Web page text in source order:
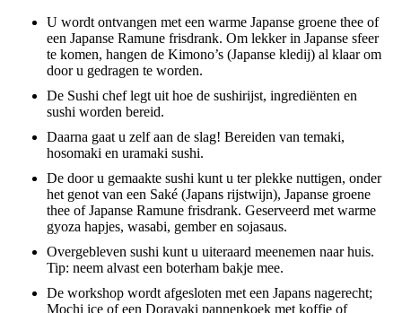
U wordt ontvangen met een warme Japanse groene thee of
een Japanse Ramune frisdrank. Om lekker in Japanse sfeer
te komen, hangen de Kimono’s (Japanse kledij) al klaar om
door u gedragen te worden.
De Sushi chef legt uit hoe de sushirijst, ingrediënten en
sushi worden bereid.
Daarna gaat u zelf aan de slag! Bereiden van temaki,
hosomaki en uramaki sushi.
De door u gemaakte sushi kunt u ter plekke nuttigen, onder
het genot van een Saké (Japans rijstwijn), Japanse groene
thee of Japanse Ramune frisdrank. Geserveerd met warme
gyoza hapjes, wasabi, gember en sojasaus.
Overgebleven sushi kunt u uiteraard meenemen naar huis.
Tip: neem alvast een boterham bakje mee.
De workshop wordt afgesloten met een Japans nagerecht;
Mochi ice of een Dorayaki pannenkoek met koffie of